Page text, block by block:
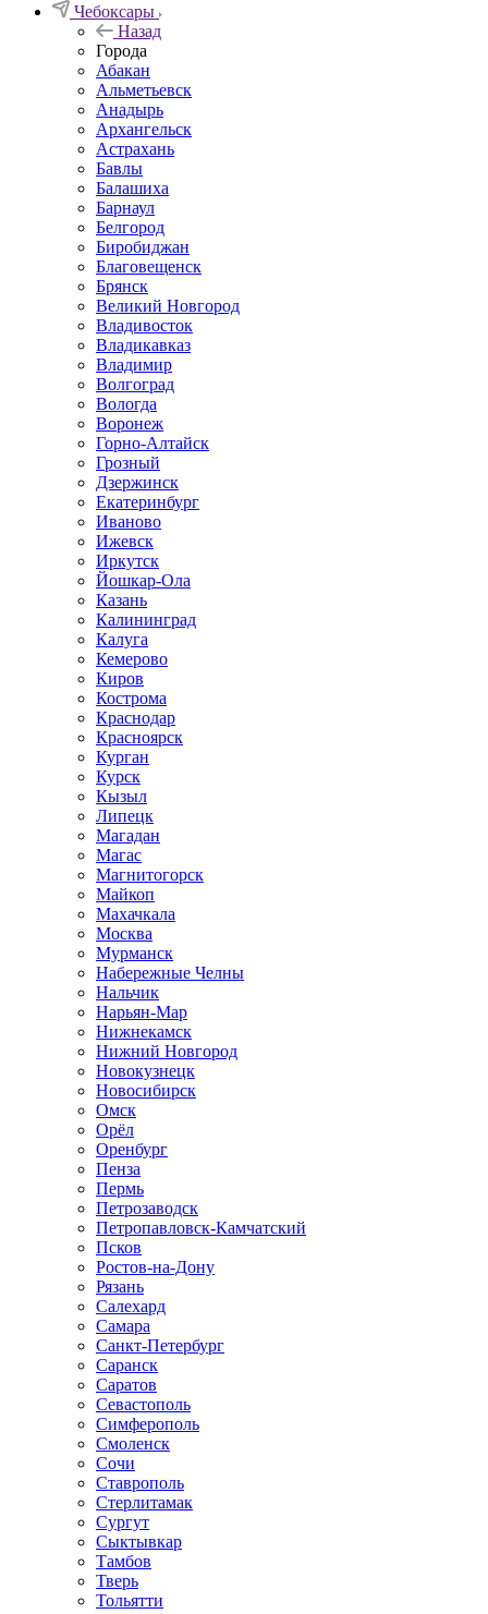
Чебоксары
Назад
Города
Абакан
Альметьевск
Анадырь
Архангельск
Астрахань
Бавлы
Балашиха
Барнаул
Белгород
Биробиджан
Благовещенск
Брянск
Великий Новгород
Владивосток
Владикавказ
Владимир
Волгоград
Вологда
Воронеж
Горно-Алтайск
Грозный
Дзержинск
Екатеринбург
Иваново
Ижевск
Иркутск
Йошкар-Ола
Казань
Калининград
Калуга
Кемерово
Киров
Кострома
Краснодар
Красноярск
Курган
Курск
Кызыл
Липецк
Магадан
Магас
Магнитогорск
Майкоп
Махачкала
Москва
Мурманск
Набережные Челны
Нальчик
Нарьян-Мар
Нижнекамск
Нижний Новгород
Новокузнецк
Новосибирск
Омск
Орёл
Оренбург
Пенза
Пермь
Петрозаводск
Петропавловск-Камчатский
Псков
Ростов-на-Дону
Рязань
Салехард
Самара
Санкт-Петербург
Саранск
Саратов
Севастополь
Симферополь
Смоленск
Сочи
Ставрополь
Стерлитамак
Сургут
Сыктывкар
Тамбов
Тверь
Тольятти